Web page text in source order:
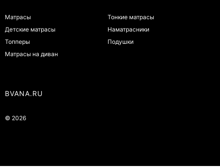
Матрасы
Детские матрасы
Топперы
Матрасы на диван
Тонкие матрасы
Наматрасники
Подушки
BVANA.RU
© 2026